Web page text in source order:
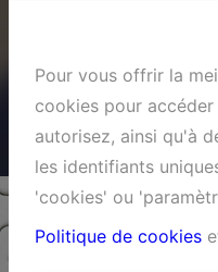
Pour vous offrir la
cookies pour
autorisez, ainsi qu'à
les identifiants
'cookies' ou
Politique de cookies